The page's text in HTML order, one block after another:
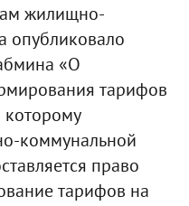
жилищно-
опубликовало
«О
тарифов
которому
коммунальной
право
тарифов на